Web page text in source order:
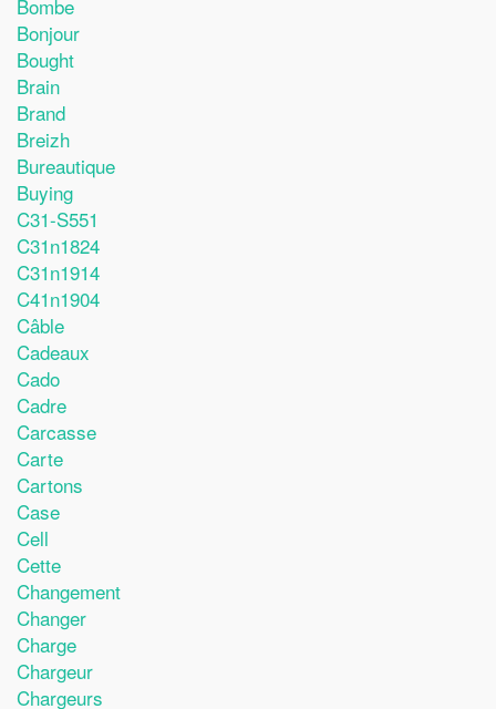
Bombe
Bonjour
Bought
Brain
Brand
Breizh
Bureautique
Buying
C31-S551
C31n1824
C31n1914
C41n1904
Câble
Cadeaux
Cado
Cadre
Carcasse
Carte
Cartons
Case
Cell
Cette
Changement
Changer
Charge
Chargeur
Chargeurs